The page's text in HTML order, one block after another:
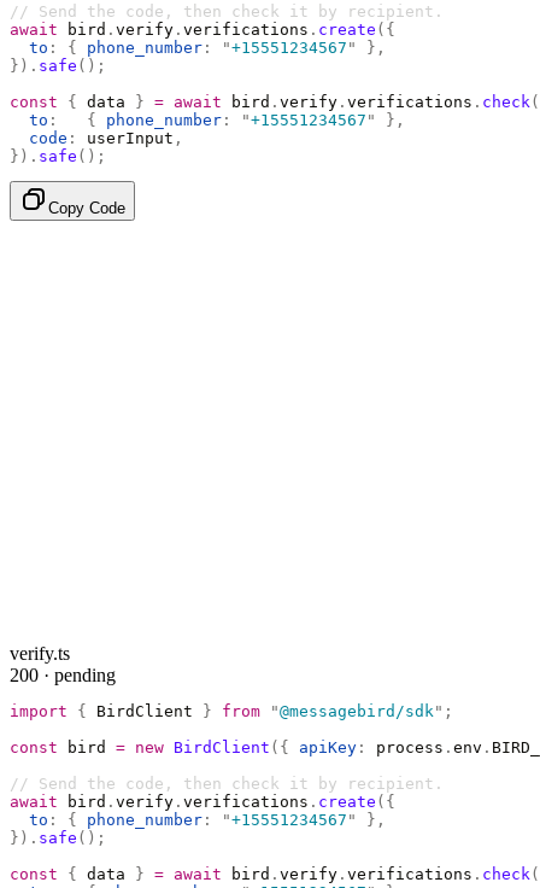
// Send the code, then check it by recipient.
await bird . verify . verifications . create ({
  to
: { phone_number : "+15551234567 "
},
}). safe ();
const { data } = await bird . verify . verifications . check
  to
:
   {
phone_number : "+15551234567 "
},
  code
: userInput ,
}). safe ();
Copy Code
verify.ts
200 · pending
import { BirdClient } from "@messagebird/sdk " ;
const bird = new BirdClient ({ apiKey : process . env .
// Send the code, then check it by recipient.
await bird . verify . verifications . create ({
  to
: { phone_number : "+15551234567 "
},
}). safe ();
const { data } = await bird . verify . verifications . check